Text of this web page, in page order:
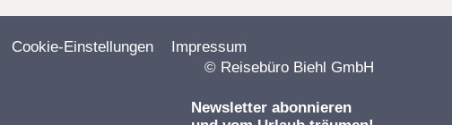
Cookie-Einstellungen
Impressum
© Reisebüro Biehl GmbH
Newsletter abonnieren